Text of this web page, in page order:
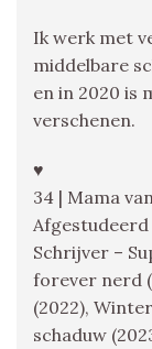
Ik werk met
middelbare
en in 2020 is
verschenen.
♥
34 | Mama
Schrijver –
forever nerd
(2022),
schaduw